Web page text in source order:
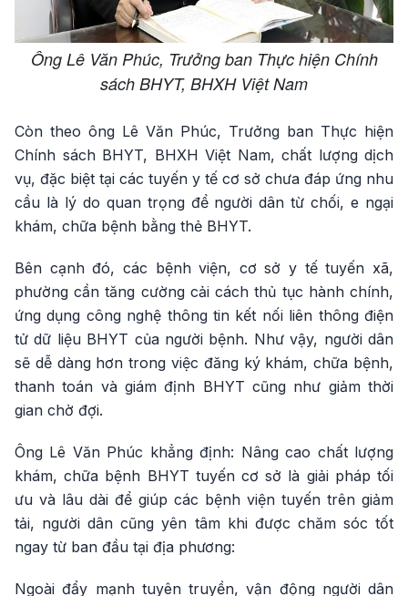
Ông Lê Văn Phúc, Trưởng ban Thực hiện Chính
sách BHYT, BHXH Việt Nam
Còn theo ông Lê Văn Phúc, Trưởng ban Thực hiện
Chính sách BHYT, BHXH Việt Nam, chất lượng dịch
vụ, đặc biệt tại các tuyến y tế cơ sở chưa đáp ứng nhu
cầu là lý do quan trọng để người dân từ chối, e ngại
khám, chữa bệnh bằng thẻ BHYT.
Bên cạnh đó, các bệnh viện, cơ sở y tế tuyến xã,
phường cần tăng cường cải cách thủ tục hành chính,
ứng dụng công nghệ thông tin kết nối liên thông điện
tử dữ liệu BHYT của người bệnh. Như vậy, người dân
sẽ dễ dàng hơn trong việc đăng ký khám, chữa bệnh,
thanh toán và giám định BHYT cũng như giảm thời
gian chờ đợi.
Ông Lê Văn Phúc khẳng định: Nâng cao chất lượng
khám, chữa bệnh BHYT tuyến cơ sở là giải pháp tối
ưu và lâu dài để giúp các bệnh viện tuyến trên giảm
tải, người dân cũng yên tâm khi được chăm sóc tốt
ngay từ ban đầu tại địa phương:
Ngoài đẩy mạnh tuyên truyền, vận động người dân